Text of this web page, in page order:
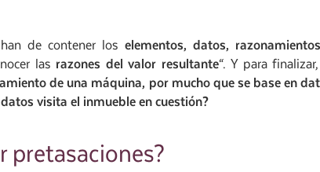
de contener los elementos, datos,
las razones del valor resultante“. Y para
de una máquina, por mucho que se base en
visita el inmueble en cuestión?
pretasaciones?